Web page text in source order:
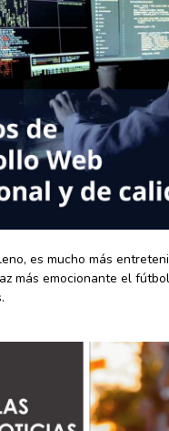
es mucho más
más emocionante el